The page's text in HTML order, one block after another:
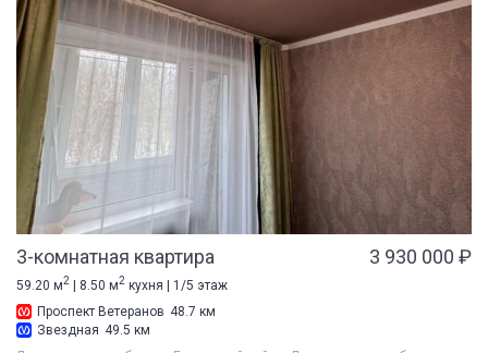
3-комнатная квартира 3 930 000 ₽
59.20 м2 | 8.50 м2 кухня | 1/5 этаж
Проспект Ветеранов 48.7 км
Звездная 49.5 км